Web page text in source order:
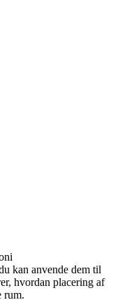
kan anvende dem til
hvordan placering af
rum.